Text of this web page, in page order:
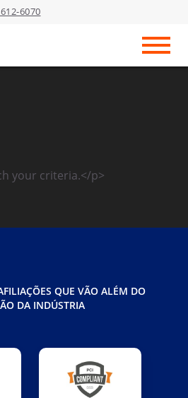
6070
your criteria.</p>
QUE VÃO ALÉM DO
DA INDÚSTRIA